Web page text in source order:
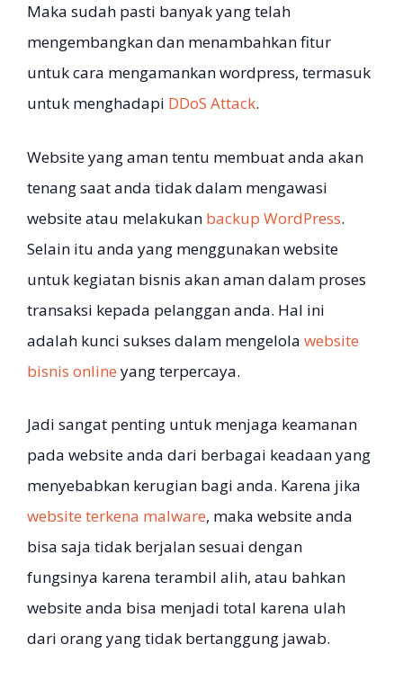
Maka sudah pasti banyak yang telah
mengembangkan dan menambahkan fitur
untuk cara mengamankan wordpress, termasuk
untuk menghadapi DDoS Attack.
Website yang aman tentu membuat anda akan
tenang saat anda tidak dalam mengawasi
website atau melakukan backup WordPress.
Selain itu anda yang menggunakan website
untuk kegiatan bisnis akan aman dalam proses
transaksi kepada pelanggan anda. Hal ini
adalah kunci sukses dalam mengelola website
bisnis online yang terpercaya.
Jadi sangat penting untuk menjaga keamanan
pada website anda dari berbagai keadaan yang
menyebabkan kerugian bagi anda. Karena jika
website terkena malware, maka website anda
bisa saja tidak berjalan sesuai dengan
fungsinya karena terambil alih, atau bahkan
website anda bisa menjadi total karena ulah
dari orang yang tidak bertanggung jawab.